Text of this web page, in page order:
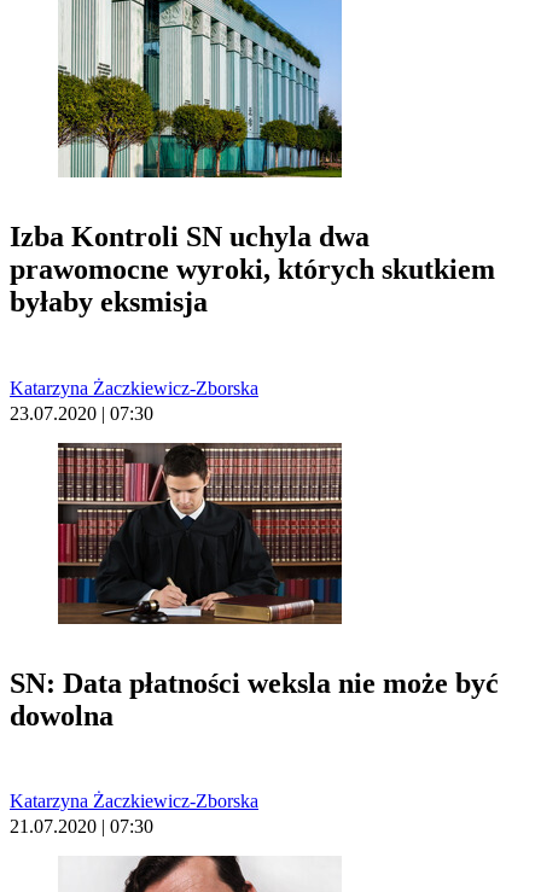
Izba Kontroli SN uchyla dwa
prawomocne wyroki, których skutkiem
byłaby eksmisja
Katarzyna Żaczkiewicz-Zborska
23.07.2020 | 07:30
SN: Data płatności weksla nie może być
dowolna
Katarzyna Żaczkiewicz-Zborska
21.07.2020 | 07:30